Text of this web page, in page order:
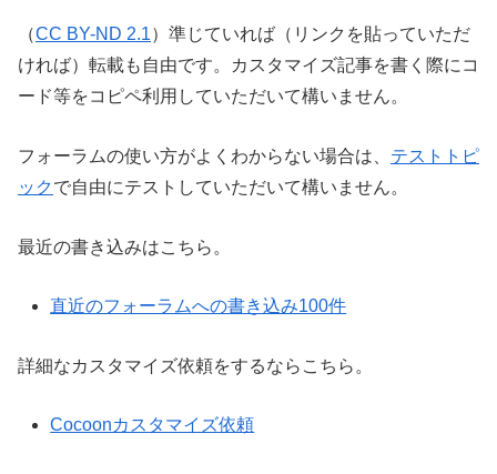
（CC BY-ND 2.1）準じていれば（リンクを貼っていただ
ければ）転載も自由です。カスタマイズ記事を書く際にコ
ード等をコピペ利用していただいて構いません。
フォーラムの使い方がよくわからない場合は、 テストトピ
ックで自由にテストしていただいて構いません。
最近の書き込みはこちら。
直近のフォーラムへの書き込み100件
詳細なカスタマイズ依頼をするならこちら。
Cocoonカスタマイズ依頼